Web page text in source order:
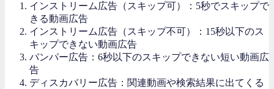
インストリーム広告（スキップ可）：5秒でスキップで
きる動画広告
インストリーム広告（スキップ不可）：15秒以下のス
キップできない動画広告
バンパー広告：6秒以下のスキップできない短い動画広
告
ディスカバリー広告：関連動画や検索結果に出てくる